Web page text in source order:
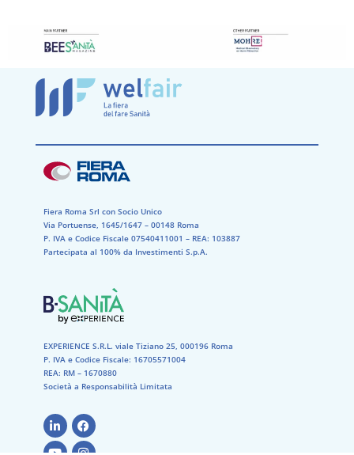
Fiera Roma Srl con Socio Unico
Via Portuense, 1645/1647 – 00148 Roma
P. IVA e Codice Fiscale 07540411001​ – REA: 103887​
Partecipata al 100% da Investimenti S.p.A.
EXPERIENCE S.R.L. viale Tiziano 25, 000196 Roma
P. IVA e Codice Fiscale: 16705571004
REA: RM – 1670880
Società a Responsabilità Limitata